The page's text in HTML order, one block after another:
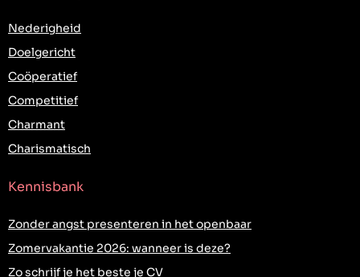
Nederigheid
Doelgericht
Coöperatief
Competitief
Charmant
Charismatisch
Kennisbank
Zonder angst presenteren in het openbaar
Zomervakantie 2026: wanneer is deze?
Zo schrijf je het beste je CV